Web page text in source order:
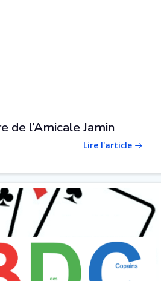
de l’Amicale Jamin
Lire l'article